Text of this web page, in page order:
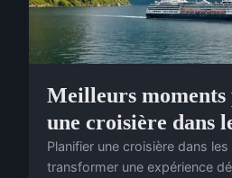
Meilleurs
une croisière dans
Planifier une croisière dans
transformer une expérience